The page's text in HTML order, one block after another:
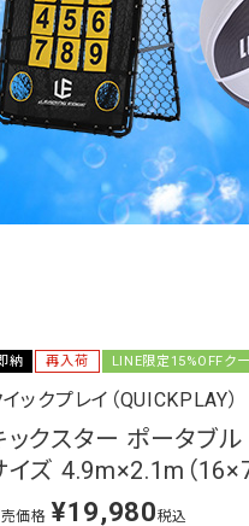
納 再入荷 LINE限定15%OFFク
イックプレイ（QUICKPLAY）
ックスター ポータブ
イズ 4.9m×2.1m（
価格 ¥19,980税込